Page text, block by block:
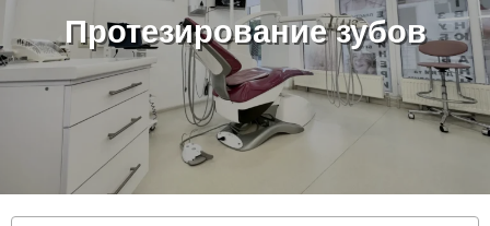
Протезирование зубов